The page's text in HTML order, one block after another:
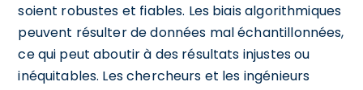
soient robustes et fiables. Les biais algorithmiques
peuvent résulter de données mal échantillonnées,
ce qui peut aboutir à des résultats injustes ou
inéquitables. Les chercheurs et les ingénieurs